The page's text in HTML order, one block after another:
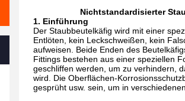
Nichtstandardisierter
1. Einführung
Der Staubbeutelkäfig wird mit einer
Entlöten, kein Leckschweißen, kein
aufweisen. Beide Enden des
Fittings bestehen aus einer speziellen
geschliffen werden, um zu verhindern,
wird. Die Oberflächen-
gesprüht usw. sein, um in